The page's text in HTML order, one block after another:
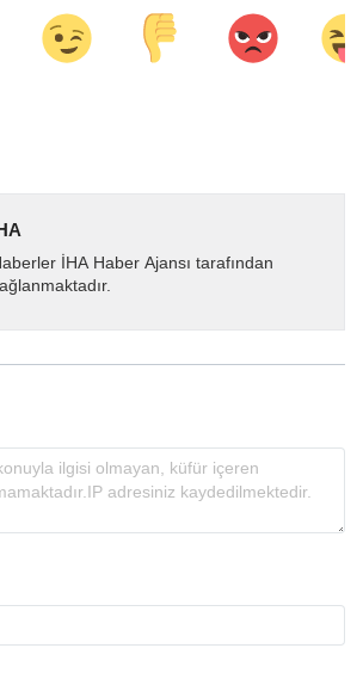
İHA Haber Ajansı tarafından